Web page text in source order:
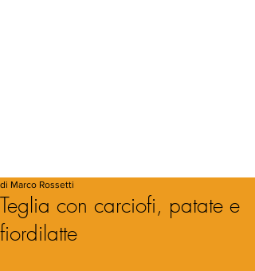
Teglia con carciofi, patate e
fiordilatte
di Marco Rossetti